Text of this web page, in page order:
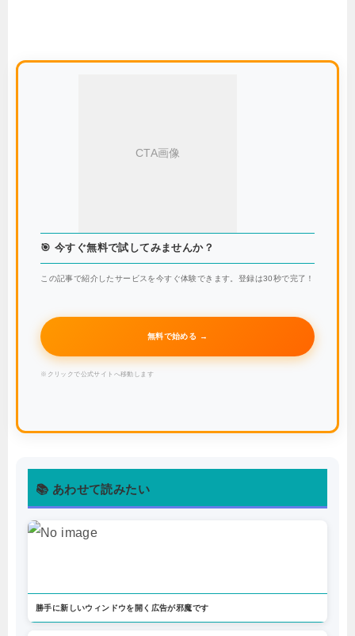
CTA画像
🎯 今すぐ無料で試してみませんか？
この記事で紹介したサービスを今すぐ体験できます。登録は30秒で完了！
無料で始める →
※クリックで公式サイトへ移動します
📚 あわせて読みたい
勝手に新しいウィンドウを開く広告が邪魔です